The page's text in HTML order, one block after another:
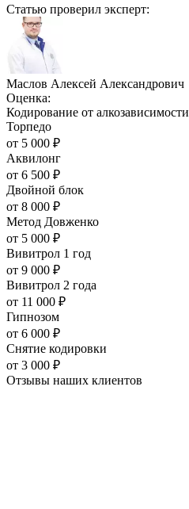
Статью проверил эксперт:
Маслов Алексей Александрович
Оценка:
Кодирование от алкозависимости
Торпедо
от 5 000 ₽
Аквилонг
от 6 500 ₽
Двойной блок
от 8 000 ₽
Метод Довженко
от 5 000 ₽
Вивитрол 1 год
от 9 000 ₽
Вивитрол 2 года
от 11 000 ₽
Гипнозом
от 6 000 ₽
Снятие кодировки
от 3 000 ₽
Отзывы наших клиентов